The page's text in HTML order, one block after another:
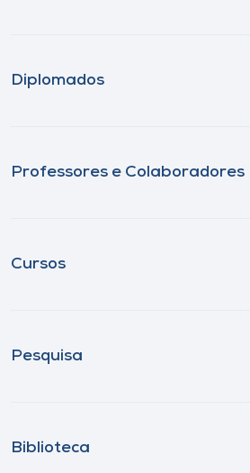
Diplomados
Professores e Colaboradores
Cursos
Pesquisa
Biblioteca